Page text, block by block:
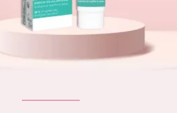
TOUS LES PRODUIT
Composition
À propos
Conseils Beauté